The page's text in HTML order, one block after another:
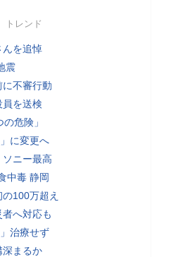
トレンド
んを追悼
震
不審行動
を送検
危険」
に変更へ
ニー最高
中毒 静岡
100万超え
へ対応も
治療せず
深まるか